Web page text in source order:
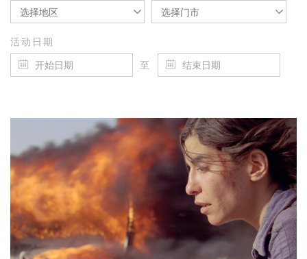
选择地区 选择门市
活动日期
至